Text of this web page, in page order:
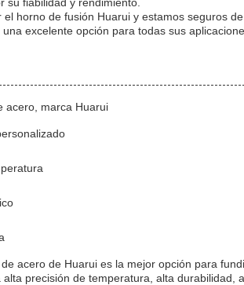
horno de fusión Huarui y estamos seguros
excelente opción para todas sus
acero, marca Huarui
acero de Huarui es la mejor opción para
precisión de temperatura, alta durabilidad,